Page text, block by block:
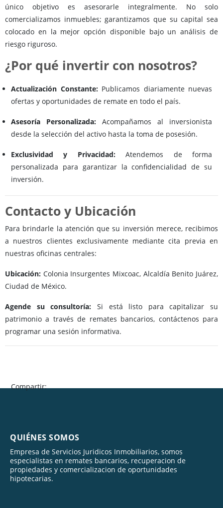
único objetivo es asesorarle integralmente. No solo
comercializamos inmuebles; garantizamos que su capital sea
colocado en la mejor opción disponible bajo un análisis de
riesgo riguroso.
¿Por qué invertir con nosotros?
Actualización Constante:Publicamos diariamente nuevas
ofertas y oportunidades de remate en todo el país.
Asesoría Personalizada: Acompañamos al inversionista
desde la selección del activo hasta la toma de posesión.
Exclusividad y Privacidad:Atendemos de forma
personalizada para garantizar la confidencialidad de su
inversión.
Contacto y Ubicación
Para brindarle la atención que su inversión merece, recibimos
a nuestros clientes exclusivamente mediante cita previa en
nuestras oficinas centrales:
Ubicación: Colonia Insurgentes Mixcoac, Alcaldía Benito Juárez,
Ciudad de México.
Agende su consultoría: Si está listo para capitalizar su
patrimonio a través de remates bancarios, contáctenos para
programar una sesión informativa.
Compartir:
QUIÉNES SOMOS
Empresa de Servicios Juridicos Inmobiliarios, somos
especialistas en remates bancarios, recuperacion de
propiedades y comercializacion de oportunidades
hipotecarias.